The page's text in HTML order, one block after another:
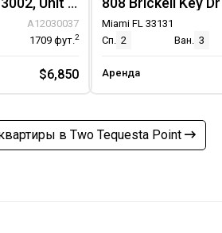
A12030037
1709 фут.2
$6,850
Miami FL 33131
Сп. 2 Ван. 3
Аренда
в Two Tequesta Point